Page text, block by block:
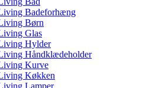
Badeforhæng
Børn
Glas
Hylder
Håndklædeholder
Kurve
Køkken
Lamper